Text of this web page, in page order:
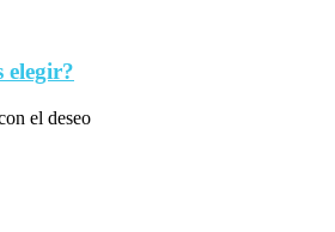
elegir?
el deseo